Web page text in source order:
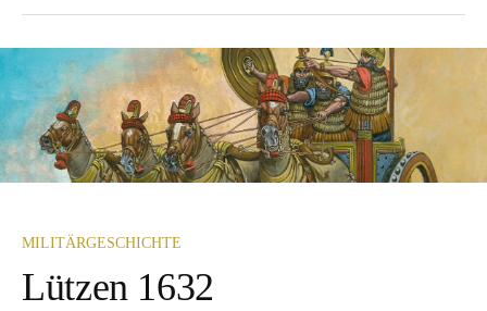
MILITÄRGESCHICHTE
Lützen 1632